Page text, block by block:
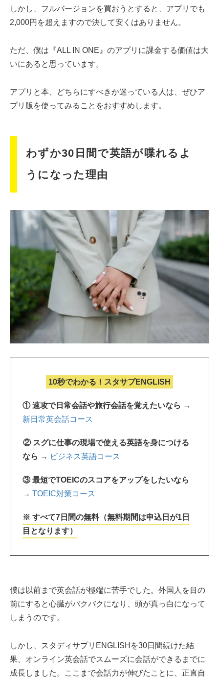
しかし、フルバージョンを買おうとすると、アプリでも
2,000円を超えますので決して安くはありません。
ただ、僕は『ALL IN ONE』のアプリに課金する価値は大
いにあると思っています。
アプリと本、どちらにすべきか迷っている人は、ぜひア
プリ版を使ってみることをおすすめします。
わずか30日間で英語が喋れるよ
うになった理由
10秒でわかる！スタサプENGLISH
① 速攻で日常会話や旅行会話を覚えたいなら →
新日常英会話コース
② スグに仕事の現場で使える英語を身につける
なら → ビジネス英語コース
③ 最短でTOEICのスコアをアップをしたいなら
→ TOEIC対策コース
※ すべて7日間の無料（無料期間は申込日が1日
目となります）
僕は以前まで英会話が極端に苦手でした。外国人を目の
前にすると心臓がバクバクになり、頭が真っ白になって
しまうのです。
しかし、スタディサプリENGLISHを30日間続けた結
果、オンライン英会話でスムーズに会話ができるまでに
成長しました。ここまで会話力が伸びたことに、正直自